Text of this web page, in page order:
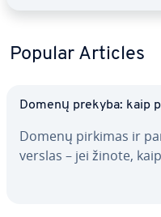
Popular Articles
Domenų prekyba: kaip
Domenų pirkimas ir
verslas – jei žinote,